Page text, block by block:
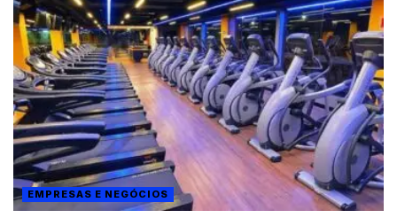
EMPRESAS E NEGÓCIOS